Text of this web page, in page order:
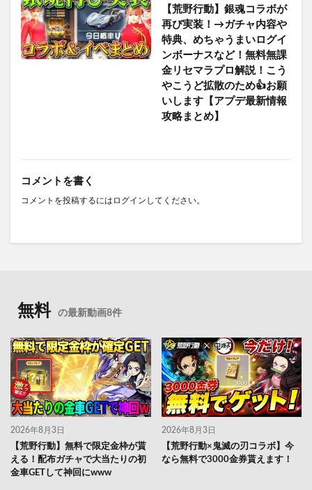
【荒野行動】銀魂コラボが
再び実装！→ガチャ内容や
特典、めちゃうまいログイ
ンボーナスなど！無料無課
金リセマラプロ解説！こう
やこうど拡散のため👍お願
いします【アプデ最新情報
攻略まとめ】
コメントを書く
コメントを投稿するには ログイン してください。
無料 の最新動画8件
2026年8月3日
【荒野行動】無料で限定金枠が貰
える！配布ガチャで大当たりの初
金車GETして神回にwww
2026年8月3日
【荒野行動×鬼滅の刃コラボ】今
なら無料で3000金券貰えます！